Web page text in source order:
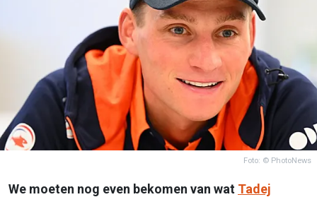
Foto: © PhotoNews
We moeten nog even bekomen van wat Tadej